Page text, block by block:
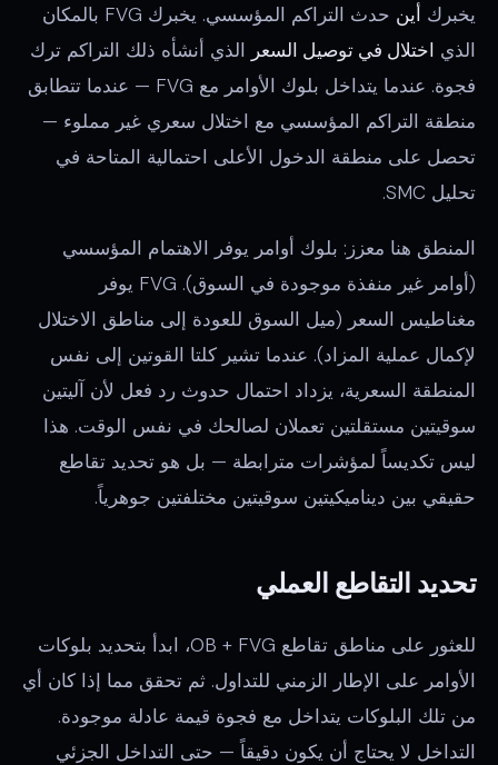
يخبرك أين
حدث التراكم المؤسسي. يخبرك FVG بالمكان
الذي اختلال في توصيل السعر الذي أنشأه ذلك التراكم ترك
فجوة. عندما يتداخل بلوك الأوامر مع FVG — عندما تتطابق
منطقة التراكم المؤسسي مع اختلال سعري غير مملوء —
تحصل على منطقة الدخول الأعلى احتمالية المتاحة في
تحليل SMC.
المنطق هنا معزز: بلوك أوامر يوفر الاهتمام المؤسسي
(أوامر غير منفذة موجودة في السوق). FVG يوفر
مغناطيس السعر (ميل السوق للعودة إلى مناطق الاختلال
لإكمال عملية المزاد). عندما تشير كلتا القوتين إلى نفس
المنطقة السعرية، يزداد احتمال حدوث رد فعل لأن آليتين
سوقيتين مستقلتين تعملان لصالحك في نفس الوقت. هذا
ليس تكديساً لمؤشرات مترابطة — بل هو تحديد تقاطع
حقيقي بين ديناميكيتين سوقيتين مختلفتين جوهرياً.
تحديد التقاطع العملي
للعثور على مناطق تقاطع OB + FVG، ابدأ بتحديد بلوكات
الأوامر على الإطار الزمني للتداول. ثم تحقق مما إذا كان أي
من تلك البلوكات يتداخل مع فجوة قيمة عادلة موجودة.
التداخل لا يحتاج أن يكون دقيقاً — حتى التداخل الجزئي